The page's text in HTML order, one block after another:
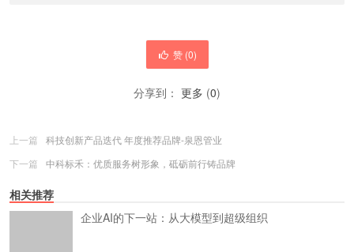
赞 (0)
分享到： 更多 (0)
上一篇
科技创新产品迭代 年度推荐品牌-泉恩管业
下一篇
中科标禾：优质服务树形象，砥砺前行铸品牌
相关推荐
企业AI的下一站：从大模型到超级组织